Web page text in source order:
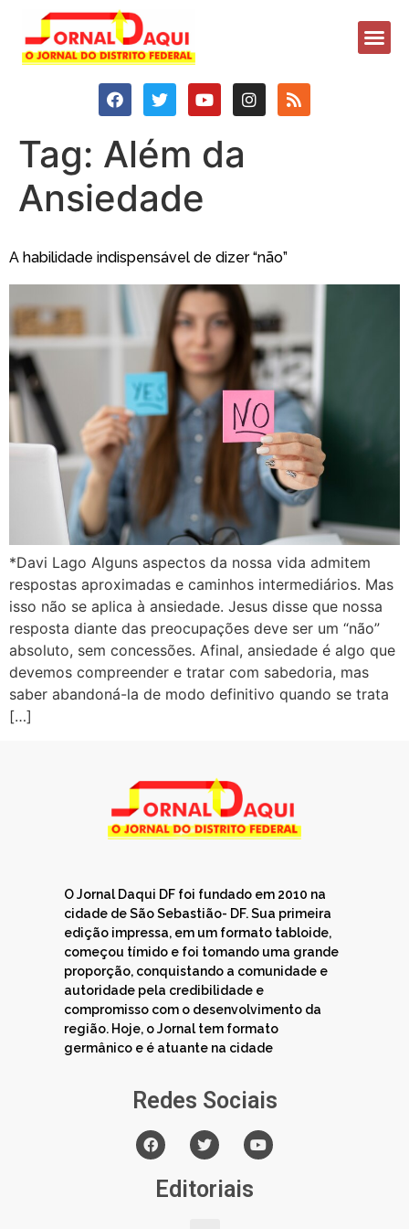
Tag: Além da
Ansiedade
A habilidade indispensável de dizer “não”
*Davi Lago Alguns aspectos da nossa vida admitem
respostas aproximadas e caminhos intermediários. Mas
isso não se aplica à ansiedade. Jesus disse que nossa
resposta diante das preocupações deve ser um “não”
absoluto, sem concessões. Afinal, ansiedade é algo que
devemos compreender e tratar com sabedoria, mas
saber abandoná-la de modo definitivo quando se trata
[…]
O Jornal Daqui DF foi fundado em 2010 na
cidade de São Sebastião- DF. Sua primeira
edição impressa, em um formato tabloide,
começou tímido e foi tomando uma grande
proporção, conquistando a comunidade e
autoridade pela credibilidade e
compromisso com o desenvolvimento da
região. Hoje, o Jornal tem formato
germânico e é atuante na cidade
Redes Sociais
Editoriais